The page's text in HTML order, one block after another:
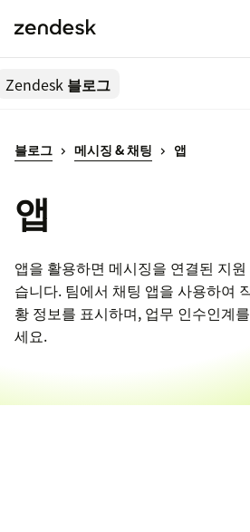
Zendesk 블로그
블로그 메시징 & 채팅 앱
앱
앱을 활용하면 메시징을 연결된 지
습니다. 팀에서 채팅 앱을 사용하여
황 정보를 표시하며, 업무 인수인계
세요.